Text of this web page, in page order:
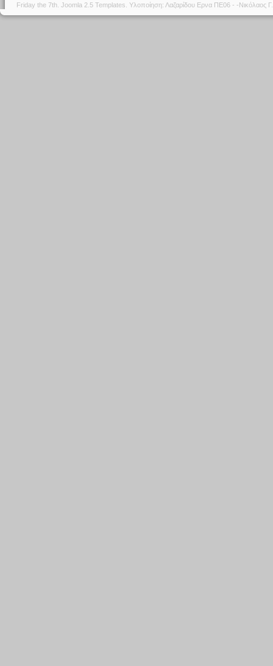
Friday the 7th.Joomla 2.5 Templates . Υλοποίηση: Λαζαρίδου Ερνα ΠΕ06 - -Νικόλαος